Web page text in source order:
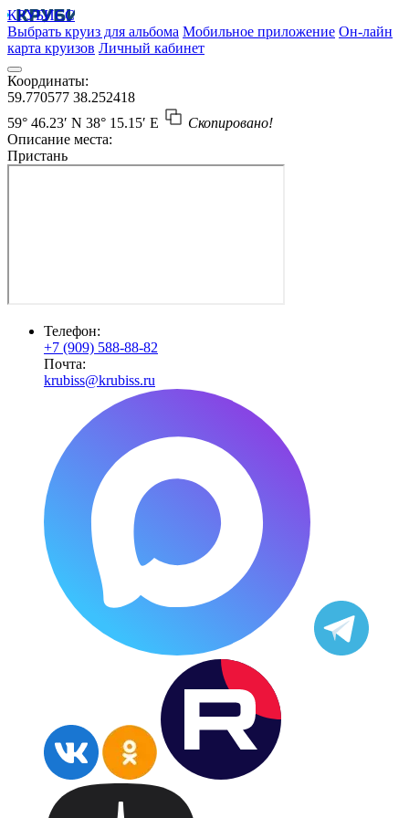
КРУБИСС
Выбрать круиз для альбома Мобильное приложение Он-лайн
карта круизов Личный кабинет
Координаты:
59.770577 38.252418
59° 46.23′ N 38° 15.15′ E
Скопировано!
Описание места:
Пристань
Телефон:
+7 (909) 588-88-82
Почта:
krubiss@krubiss.ru